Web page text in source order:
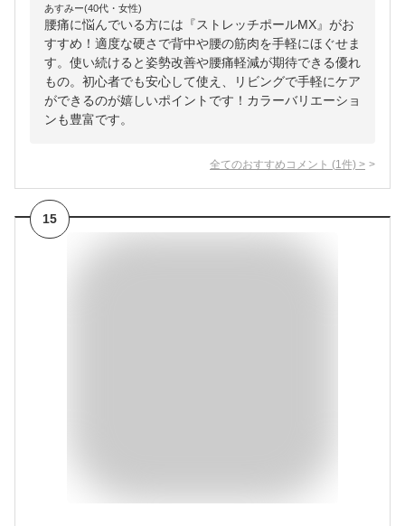
あすみー(40代・女性)
腰痛に悩んでいる方には『ストレッチポールMX』がお
すすめ！適度な硬さで背中や腰の筋肉を手軽にほぐせま
す。使い続けると姿勢改善や腰痛軽減が期待できる優れ
もの。初心者でも安心して使え、リビングで手軽にケア
ができるのが嬉しいポイントです！カラーバリエーショ
ンも豊富です。
全てのおすすめコメント (1 件) >
15